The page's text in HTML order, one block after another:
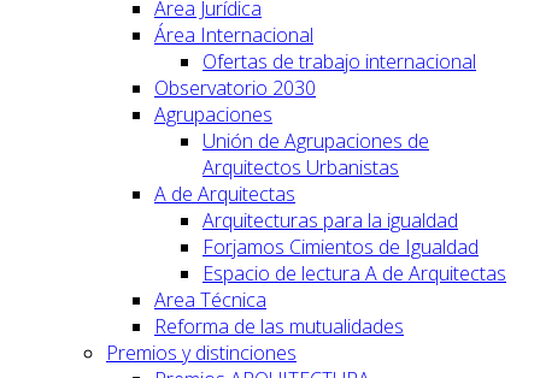
Área Jurídica
Área Internacional
Ofertas de trabajo internacional
Observatorio 2030
Agrupaciones
Unión de Agrupaciones de
Arquitectos Urbanistas
A de Arquitectas
Arquitecturas para la igualdad
Forjamos Cimientos de Igualdad
Espacio de lectura A de Arquitectas
Area Técnica
Reforma de las mutualidades
Premios y distinciones